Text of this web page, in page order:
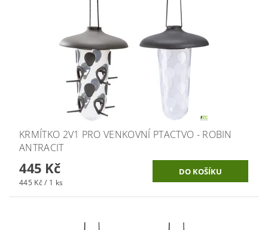
KRMÍTKO 2V1 PRO VENKOVNÍ PTACTVO - ROBIN
ANTRACIT
445 Kč
445 Kč / 1 ks